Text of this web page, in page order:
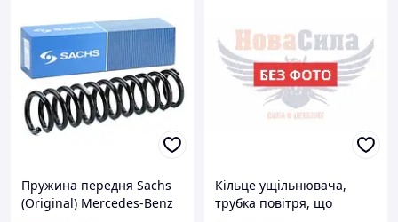
Пружина передня Saсhs
(Original) Mercedes-Benz
Кільце ущільнювача,
трубка повітря, що